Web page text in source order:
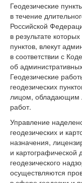
Геодезические
в течение
Российской
в результате
пунктов, влекут
в соответствии с
об
Геодезические
геодезических
лицом, обладающим
работ.
Управление
геодезических и
назначения,
и картографической
геодезического
осуществляются